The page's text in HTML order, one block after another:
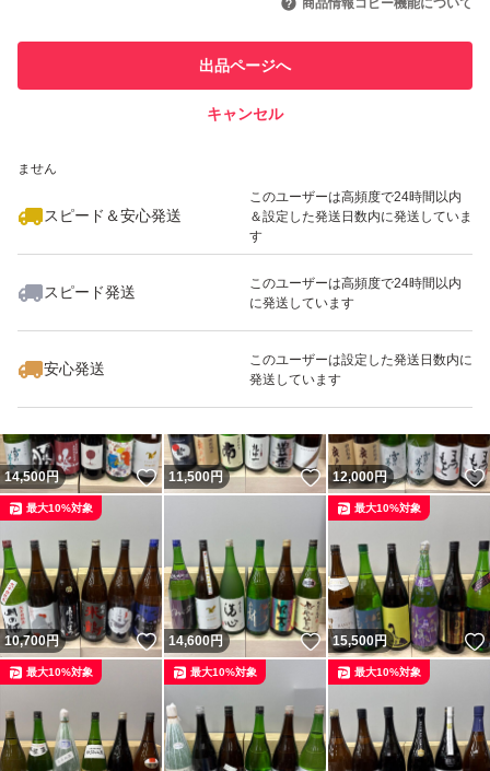
での取引実績があります
ません
スピード＆安心発送
このユーザーは高頻度で24時間以内
＆設定した発送日数内に発送していま
す
スピード発送
このユーザーは高頻度で24時間以内
に発送しています
安心発送
このユーザーは設定した発送日数内に
発送しています
商品情報コピー機能について
出品ページへ
キャンセル
いいね！
11,500
14,500円 いいね！
11,500円 いいね！
12,000円
10,700円 いいね！
最大10%対象
14,600円 いいね！
15,500円
最大10%対象
最大10%対象 最大10%対象 最大10%対象